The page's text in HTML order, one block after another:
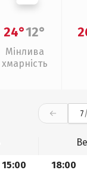
24°12°
Мінлива
хмарність
7
15:00 18:00